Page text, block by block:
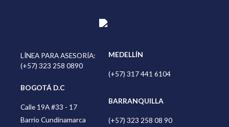
LÍNEA PARA ASESORÍA:
(+57) 323 258 0890
>
BOGOTÁ D.C
Calle 19A #33 - 17
Barrio Cundinamarca
MEDELLÍN
(+57) 317 441 6104
BARRANQUILLA
(+57) 323 258 08 90